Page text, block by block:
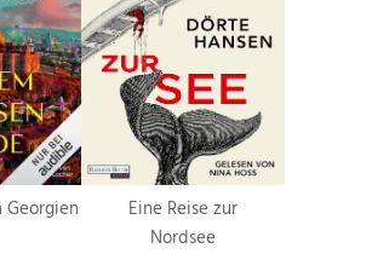
Georgien
Eine Reise zur
Nordsee